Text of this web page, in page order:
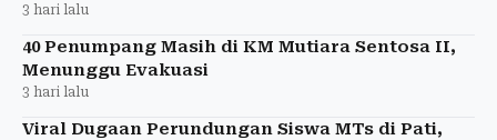
3 hari lalu
40 Penumpang Masih di KM Mutiara Sentosa II,
Menunggu Evakuasi
3 hari lalu
Viral Dugaan Perundungan Siswa MTs di Pati,